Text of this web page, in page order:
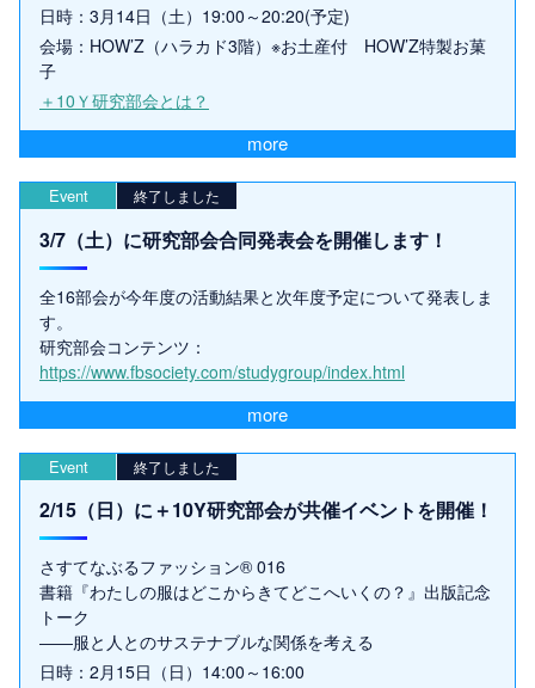
日時：3月14日（土）19:00～20:20(予定)
会場：HOW’Z（ハラカド3階）※お土産付 HOW’Z特製お菓
子
＋10Ｙ研究部会とは？
more
Event 終了しました
3/7（土）に研究部会合同発表会を開催します！
全16部会が今年度の活動結果と次年度予定について発表しま
す。
研究部会コンテンツ：
https://www.fbsociety.com/studygroup/index.html
more
Event 終了しました
2/15（日）に＋10Y研究部会が共催イベントを開催！
さすてなぶるファッション® 016
書籍『わたしの服はどこからきてどこへいくの？』出版記念
トーク
――服と人とのサステナブルな関係を考える
日時：2月15日（日）14:00～16:00